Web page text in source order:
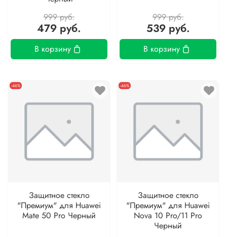
999 руб.
479 руб.
В корзину
999 руб.
539 руб.
В корзину
-46%
Защитное стекло
"Премиум" для Huawei
Mate 50 Pro Черный
-46%
Защитное стекло
"Премиум" для Huawei
Nova 10 Pro/11 Pro
Черный